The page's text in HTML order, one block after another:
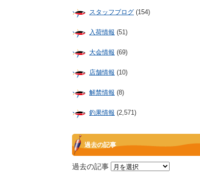
スタッフブログ (154)
入荷情報 (51)
大会情報 (69)
店舗情報 (10)
解禁情報 (8)
釣果情報 (2,571)
過去の記事
過去の記事